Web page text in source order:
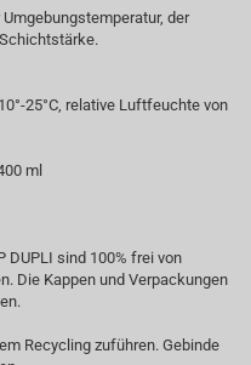
der
25°C, relative Luftfeuchte von
ml
DUPLI sind 100% frei von
Die Kappen und Verpackungen
Recycling zuführen. Gebinde